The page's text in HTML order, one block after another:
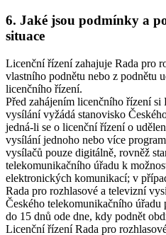
6. Jaké jsou podmínky a
situace
Licenční řízení zahajuje Rada pro
vlastního podnětu nebo z podnětu
licenčního řízení.
Před zahájením licenčního řízení si
vysílání vyžádá stanovisko
jedná-li se o licenční řízení o
vysílání jednoho nebo více
vysílačů pouze digitálně, rovněž
telekomunikačního úřadu k
elektronických komunikací; v
Rada pro rozhlasové a televizní
Českého telekomunikačního úřadu
do 15 dnů ode dne, kdy podnět
Licenční řízení Rada pro